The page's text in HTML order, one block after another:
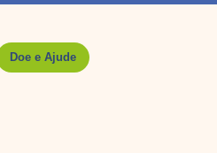
Doe e Ajude